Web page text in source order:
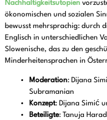
Nachhaltigkeitsutopien
ökonomischen und sozialen
bewusst mehrsprachig: durch
Englisch in unterschiedlichen
Slowenische, das zu den
Minderheitensprachen in
Moderation: Dijana
Subramanian
Konzept: Dijana Simić
Beteiligte: Tanuja